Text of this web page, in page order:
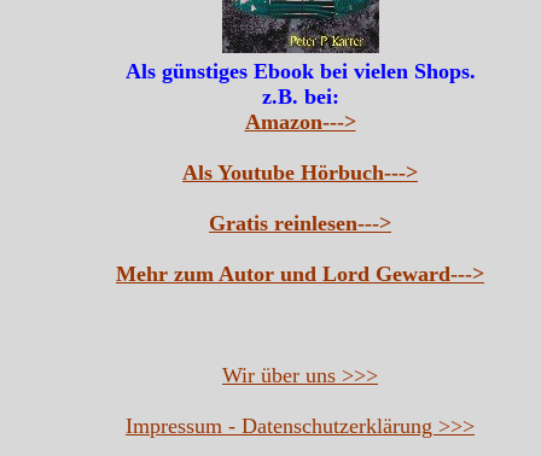
Als günstiges Ebook bei vielen Shops.
z.B. bei:
Amazon--->
Als Youtube Hörbuch--->
Gratis reinlesen--->
Mehr zum Autor und Lord Geward--->
Wir über uns >>>
Impressum - Datenschutzerklärung >>>